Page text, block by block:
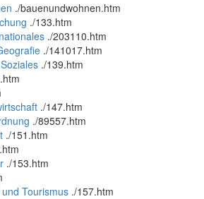
./bauenundwohnen.htm
./133.htm
./203110.htm
./141017.htm
./139.htm
./147.htm
./89557.htm
./151.htm
./153.htm
Tourismus ./157.htm